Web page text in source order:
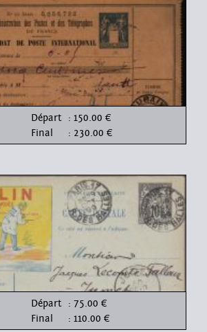
Départ : 150.00 €
Final
: 230.00 €
Départ : 75.00 €
Final
: 110.00 €